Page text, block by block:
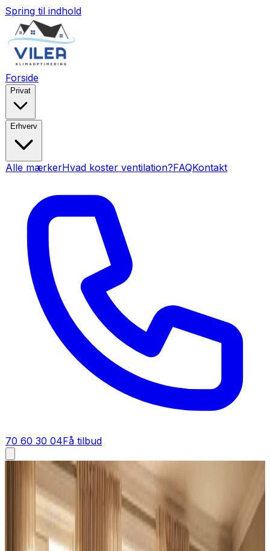
Spring til indhold
Forside
Privat
Erhverv
Alle mærkerHvad koster ventilation?FAQKontakt
70 60 30 04Få tilbud
Ventilation tilbud i Egtved
Få tilbud på ventilation i
Står du og skal have ventilation i Egtved? Bed om et
tilbud, så regner vi materialer, installation og
indregulering sammen til én fast pris.